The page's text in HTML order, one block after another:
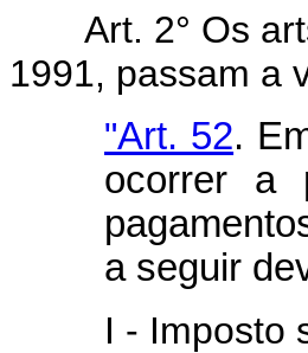
Art. 2° Os
1991, passam a
"Art. 52.
ocorrer a
a seguir
I - Imposto